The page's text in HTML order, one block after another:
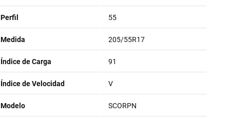
Perfil 55
Medida 205/55R17
Índice de Carga 91
Índice de Velocidad V
Modelo SCORPN